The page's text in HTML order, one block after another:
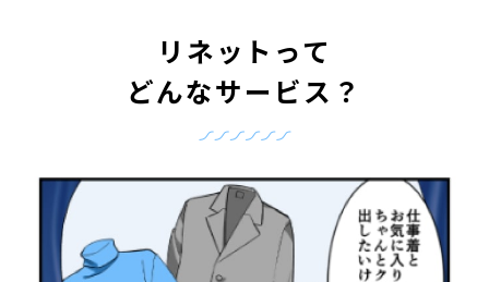
リネットって
どんなサービス？